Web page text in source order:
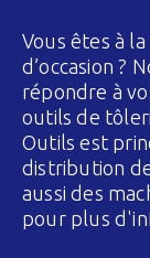
Vous êtes à
d’occasion ?
répondre à
outils de
Outils est
distribution
aussi des
pour plus